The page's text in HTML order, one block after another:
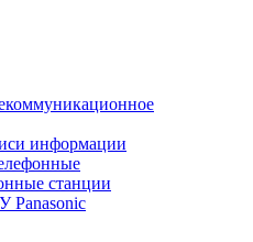
информации
станции